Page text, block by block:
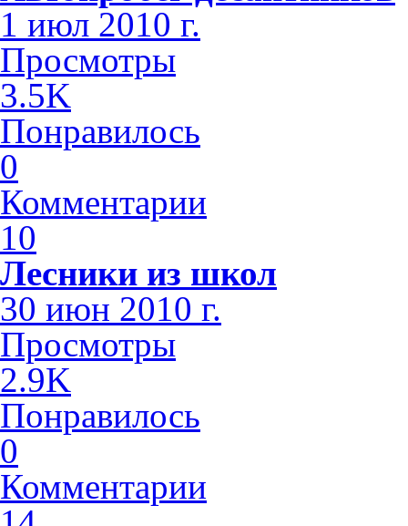
1 июл 2010 г.
Просмотры
3.5K
Понравилось
0
Комментарии
10
Лесники из школ
30 июн 2010 г.
Просмотры
2.9K
Понравилось
0
Комментарии